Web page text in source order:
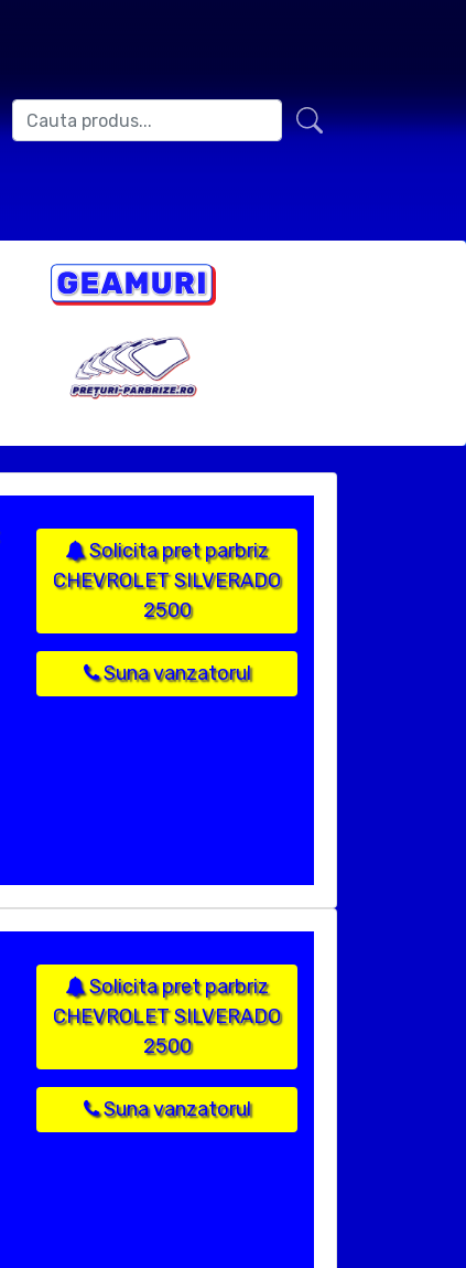
Solicita pret parbriz
CHEVROLET SILVERADO
2500
Suna vanzatorul
Solicita pret parbriz
CHEVROLET SILVERADO
2500
Suna vanzatorul